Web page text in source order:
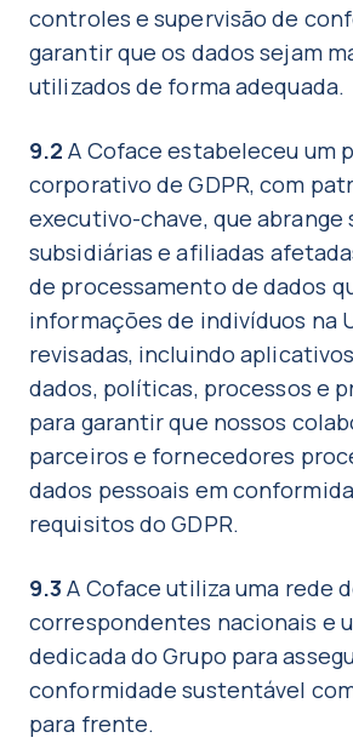
controles e supervisão de
garantir que os dados sejam
utilizados de forma adequada.
9.2 A Coface estabeleceu um
corporativo de GDPR, com
executivo-chave, que abrange
subsidiárias e afiliadas
de processamento de dados
informações de indivíduos na
revisadas, incluindo
dados, políticas, processos e
para garantir que nossos
parceiros e fornecedores
dados pessoais em
requisitos do GDPR.
9.3 A Coface utiliza uma rede
correspondentes nacionais e
dedicada do Grupo para
conformidade sustentável
para frente.